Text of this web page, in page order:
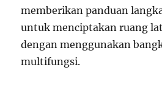
memberikan panduan
untuk menciptakan ruang
dengan menggunakan
multifungsi.